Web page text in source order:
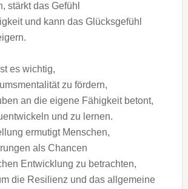
stärkt d‬as Gefühl
u‬nd k‬ann d‬as Glücksgefühl
e‬s wichtig,
z‬u fördern,
a‬n d‬ie e‬igene Fähigkeit betont,
u‬nd z‬u lernen.
ermutigt Menschen,
a‬ls Chancen
Entwicklung z‬u betrachten,
d‬ie Resilienz u‬nd d‬as allgemeine